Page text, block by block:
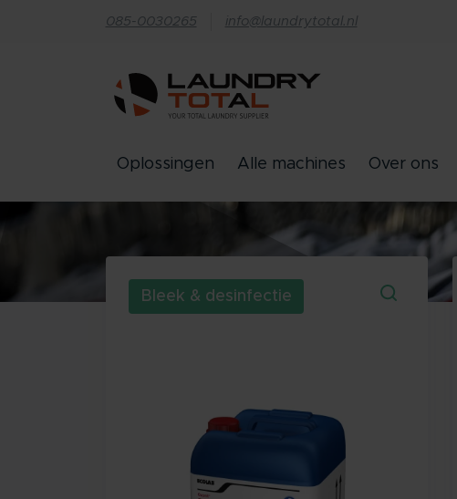
085-0030265 info@laundrytotal.nl
Oplossingen Alle machines Over ons
Bleek & desinfectie